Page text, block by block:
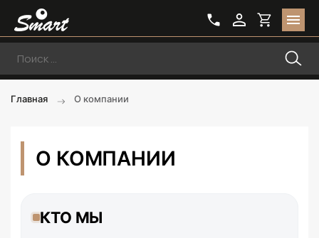
Главная О компании
О КОМПАНИИ
КТО МЫ